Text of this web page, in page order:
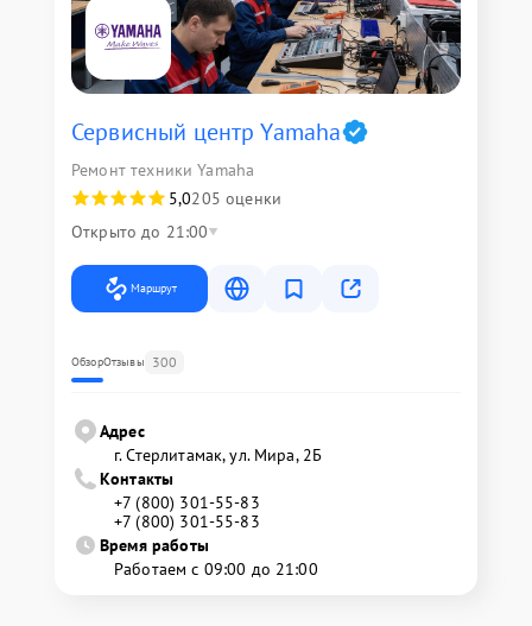
Сервисный центр Yamaha
Ремонт техники Yamaha
5,0205 оценки
Открыто до 21:00
Маршрут
ОбзорОтзывы 300
Адрес
г. Стерлитамак, ул. Мира, 2Б
Контакты
+7 (800) 301-55-83
+7 (800) 301-55-83
Время работы
Работаем с 09:00 до 21:00